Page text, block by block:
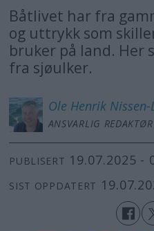
Båtlivet har fra
og uttrykk som
bruker på land. Her
fra sjøulker.
Ole Henrik Nissen-
ANSVARLIG REDAKTØR
PUBLISERT 19.07.2025 -
SIST OPPDATERT